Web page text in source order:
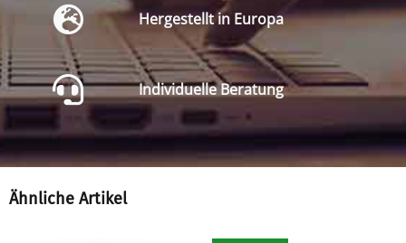
Hergestellt in Europa
Individuelle Beratung
Ähnliche Artikel